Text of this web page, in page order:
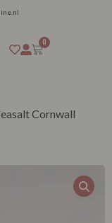
0
Cornwall